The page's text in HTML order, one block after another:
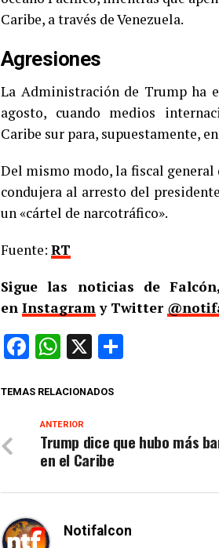
Caribe, a través de Venezuela.
Agresiones
La Administración de Trump ha
agosto, cuando medios
Caribe sur para, supuestamente,
Del mismo modo, la fiscal general
condujera al arresto del
un «cártel de narcotráfico».
Fuente: RT
Sigue las noticias de
en Instagramy Twitter
Facebook
WhatsApp
X
TEMAS RELACIONADOS
ANTERIOR
Trump dice que hubo más
en el Caribe
Notifalcon